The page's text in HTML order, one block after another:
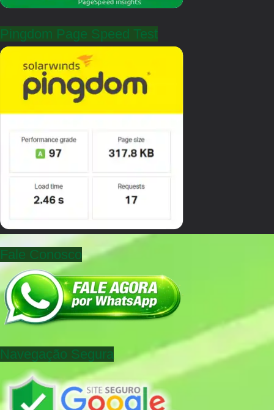
Pingdom Page Speed Test
Fale Conosco
Navegação Segura